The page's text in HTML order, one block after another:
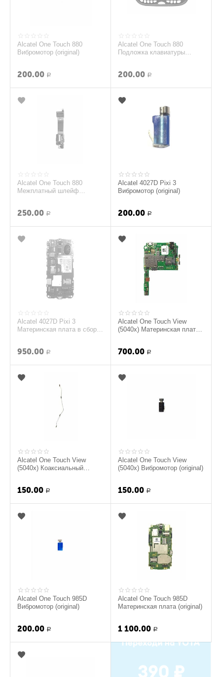
Alcatel One Touch 880
Вибромотор (original)
200.00 Р
Alcatel One Touch 880
Подложка клавиатуры
200.00 Р
Alcatel One Touch 880
Межплатный шлейф
250.00 Р
Alcatel 4027D Pixi 3
Вибромотор (original)
200.00 Р
Alcatel 4027D Pixi 3
Материнская плата в сборе
950.00 Р
Alcatel One Touch View
(5040x) Материнская плата
700.00 Р
Alcatel One Touch View
(5040x) Коаксиальный
150.00 Р
Alcatel One Touch View
(5040x) Вибромотор (original)
150.00 Р
Alcatel One Touch 985D
Вибромотор (original)
200.00 Р
Alcatel One Touch 985D
Материнская плата (original)
1 100.00 Р